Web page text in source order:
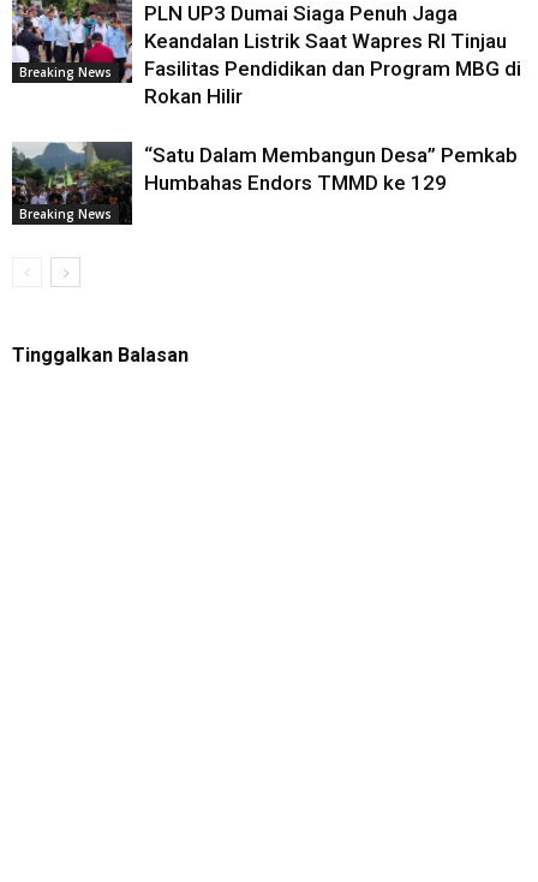
Breaking News
PLN UP3 Dumai Siaga Penuh Jaga
Keandalan Listrik Saat Wapres RI Tinjau
Fasilitas Pendidikan dan Program MBG di
Rokan Hilir
Breaking News
“Satu Dalam Membangun Desa” Pemkab
Humbahas Endors TMMD ke 129
Tinggalkan Balasan